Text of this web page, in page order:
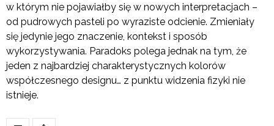
w którym nie pojawiałby się w nowych interpretacjach –
od pudrowych pasteli po wyraziste odcienie. Zmieniały
się jedynie jego znaczenie, kontekst i sposób
wykorzystywania. Paradoks polega jednak na tym, że
jeden z najbardziej charakterystycznych kolorów
współczesnego designu… z punktu widzenia fizyki nie
istnieje.